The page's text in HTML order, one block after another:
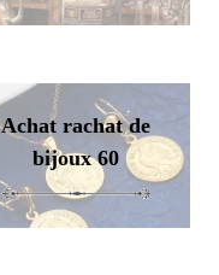
Achat rachat de
bijoux 60